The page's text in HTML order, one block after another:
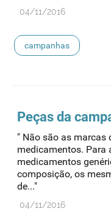
04/11/2016
campanhas
Peças da
" Não são as marcas
medicamentos. Para
medicamentos
composição, os
de..."
04/11/2016